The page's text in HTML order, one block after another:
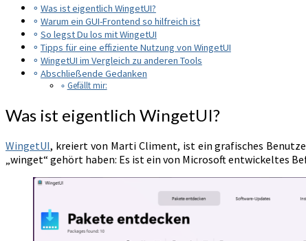
Was ist eigentlich WingetUI?
Warum ein GUI-Frontend so hilfreich ist
So legst Du los mit WingetUI
Tipps für eine effiziente Nutzung von WingetUI
WingetUI im Vergleich zu anderen Tools
Abschließende Gedanken
Gefällt mir:
Was ist eigentlich WingetUI?
WingetUI, kreiert von Marti Climent, ist ein grafisches
„winget“ gehört haben: Es ist ein von Microsoft entwickeltes